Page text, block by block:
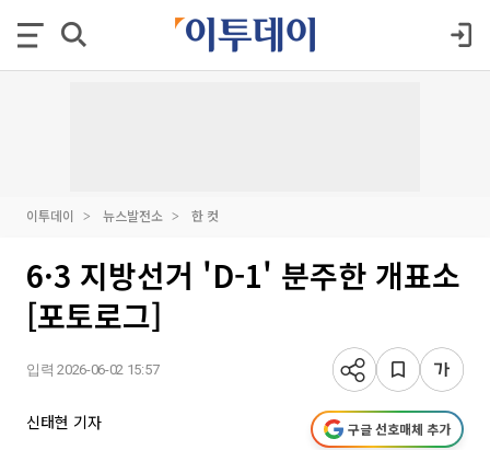
이투데이 뉴스발전소 한 컷
6·3 지방선거 'D-1' 분주한 개표소
[포토로그]
입력 2026-06-02 15:57
신태현 기자 구글 선호매체 추가